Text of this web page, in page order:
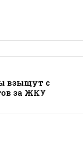
взыщут с
за ЖКУ